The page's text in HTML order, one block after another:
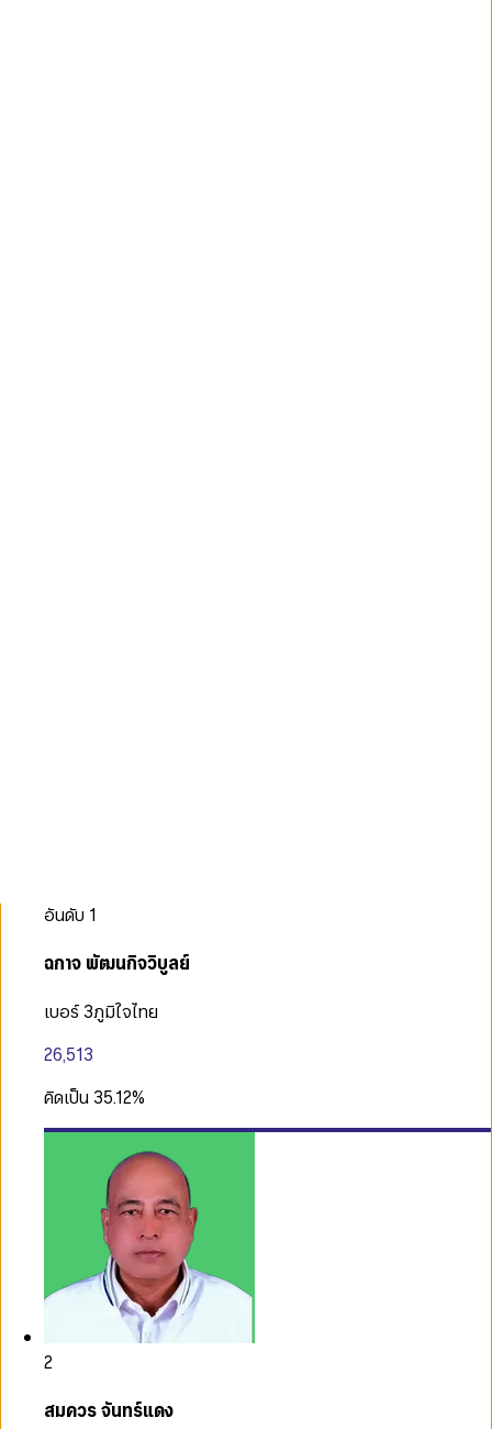
อันดับ 1
ฉกาจ พัฒนกิจวิบูลย์
เบอร์ 3ภูมิใจไทย
26,513
คิดเป็น 35.12%
2
สมควร จันทร์แดง